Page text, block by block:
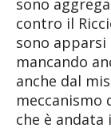
sono
contro il
sono
mancando
anche dal
che è